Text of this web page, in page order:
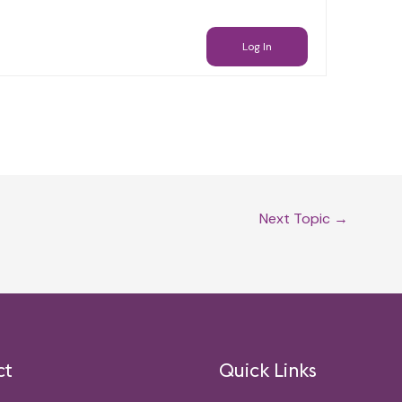
Log In
Next Topic →
Quick Links